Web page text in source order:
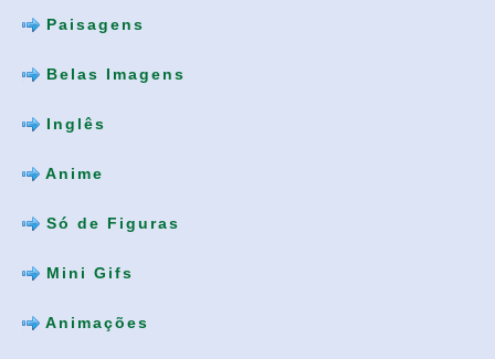
Paisagens
Belas Imagens
Inglês
Anime
Só de Figuras
Mini Gifs
Animações